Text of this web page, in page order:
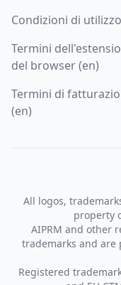
Condizioni di
Termini
del browser (en)
Termini di
(en)
All logos,
property
AIPRM and other
trademarks and
Registered